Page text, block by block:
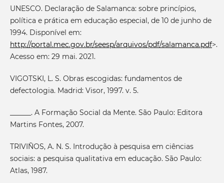
UNESCO. Declaração de Salamanca: sobre princípios,
política e prática em educação especial, de 10 de junho de
1994. Disponível em:
http://portal.mec.gov.br/seesp/arquivos/pdf/salamanca.pdf>.
Acesso em: 29 mai. 2021.
VIGOTSKI, L. S. Obras escogidas: fundamentos de
defectologia. Madrid: Visor, 1997. v. 5.
______. A Formação Social da Mente. São Paulo: Editora
Martins Fontes, 2007.
TRIVIÑOS, A. N. S. Introdução à pesquisa em ciências
sociais: a pesquisa qualitativa em educação. São Paulo:
Atlas, 1987.